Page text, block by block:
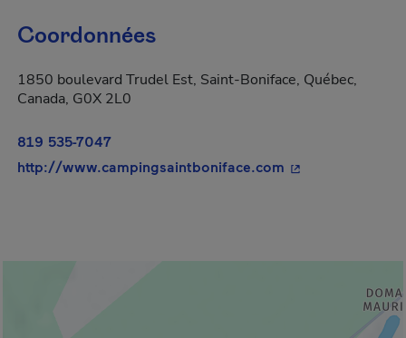
Coordonnées
1850 boulevard Trudel Est, Saint-Boniface, Québec,
Canada, G0X 2L0
819 535-7047
http://www.campingsaintboniface.com - Cet hyperlien